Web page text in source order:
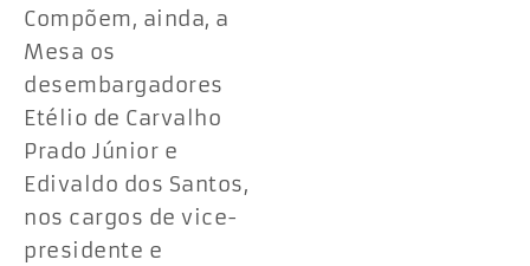
Compõem, ainda, a
Mesa os
desembargadores
Etélio de Carvalho
Prado Júnior e
Edivaldo dos Santos,
nos cargos de vice-
presidente e